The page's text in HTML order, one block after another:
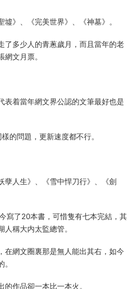
》、《完美世界》、《神墓》。
了多少人的青蔥歲月，而且當年的老
文月票。
表着當年網文界公認的文筆最好也是
的問題，更新速度都不行。
孽人生》、《雪中悍刀行》、《劍
寫了20本書，可惜隻有七本完結，其
稱大内太監總管。
在網文圈裏那是無人能出其右，如今
作品卻一本比一本火。